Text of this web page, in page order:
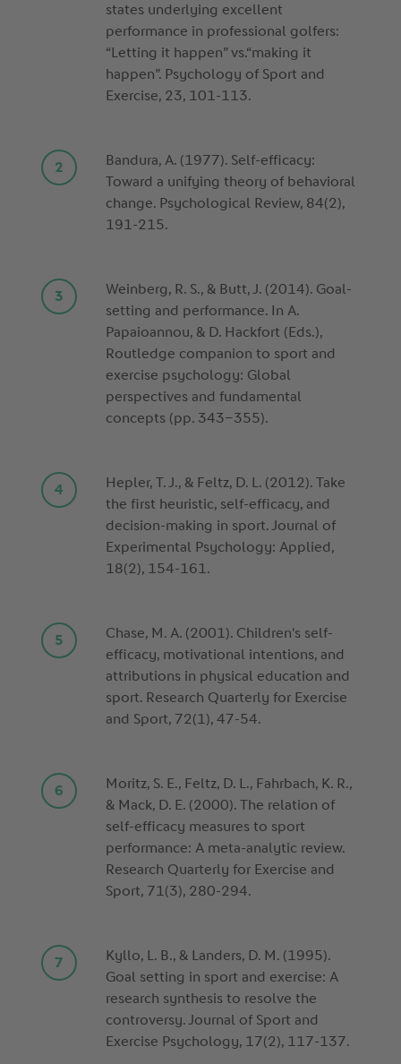
states underlying excellent
performance in professional golfers:
“Letting it happen” vs.“making it
happen”. Psychology of Sport and
Exercise, 23, 101-113.
Bandura, A. (1977). Self-efficacy:
Toward a unifying theory of behavioral
change. Psychological Review, 84(2),
191-215.
Weinberg, R. S., & Butt, J. (2014). Goal-
setting and performance. In A.
Papaioannou, & D. Hackfort (Eds.),
Routledge companion to sport and
exercise psychology: Global
perspectives and fundamental
concepts (pp. 343–355).
Hepler, T. J., & Feltz, D. L. (2012). Take
the first heuristic, self-efficacy, and
decision-making in sport. Journal of
Experimental Psychology: Applied,
18(2), 154-161.
Chase, M. A. (2001). Children's self-
efficacy, motivational intentions, and
attributions in physical education and
sport. Research Quarterly for Exercise
and Sport, 72(1), 47-54.
Moritz, S. E., Feltz, D. L., Fahrbach, K. R.,
& Mack, D. E. (2000). The relation of
self-efficacy measures to sport
performance: A meta-analytic review.
Research Quarterly for Exercise and
Sport, 71(3), 280-294.
Kyllo, L. B., & Landers, D. M. (1995).
Goal setting in sport and exercise: A
research synthesis to resolve the
controversy. Journal of Sport and
Exercise Psychology, 17(2), 117-137.